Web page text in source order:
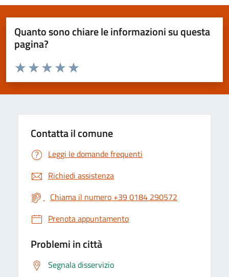
Quanto sono chiare le informazioni su questa
pagina?
Valuta da 1 a 5 stelle la pagina
Valuta 5 stelle su 5
Valuta 4 stelle su 5
Valuta 3 stelle su 5
Valuta 2 stelle su 5
Valuta 1 stelle su 5
Contatta il comune
Leggi le domande frequenti
Richiedi assistenza
Chiama il numero +39 0184 290572
Prenota appuntamento
Problemi in città
Segnala disservizio